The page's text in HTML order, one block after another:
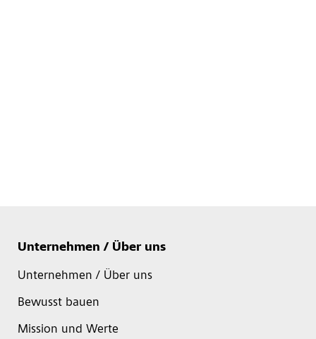
Unternehmen / Über uns
Unternehmen / Über uns
Bewusst bauen
Mission und Werte